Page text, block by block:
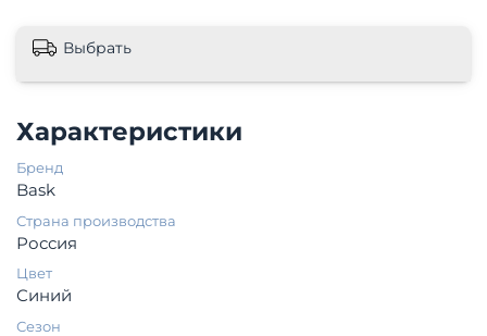
Выбрать
Характеристики
Бренд
Bask
Страна производства
Россия
Цвет
Синий
Сезон